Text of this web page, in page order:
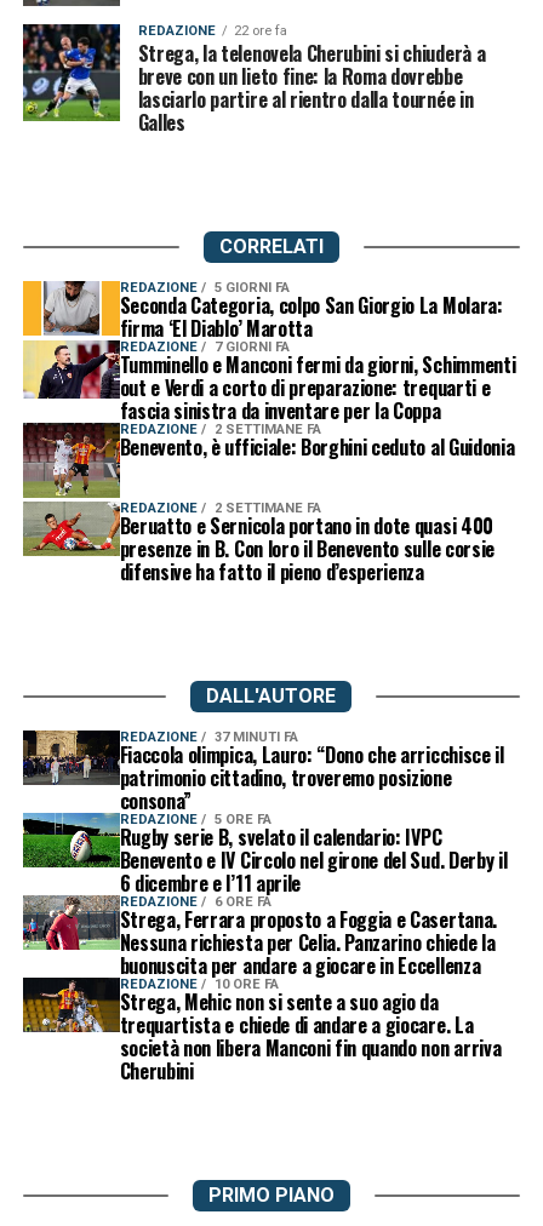
REDAZIONE 22 ore fa
Strega, la telenovela Cherubini si chiuderà a
breve con un lieto fine: la Roma dovrebbe
lasciarlo partire al rientro dalla tournée in
Galles
CORRELATI
REDAZIONE 5 GIORNI FA
Seconda Categoria, colpo San Giorgio La Molara:
firma ‘El Diablo’ Marotta
REDAZIONE 7 GIORNI FA
Tumminello e Manconi fermi da giorni, Schimmenti
out e Verdi a corto di preparazione: trequarti e
fascia sinistra da inventare per la Coppa
REDAZIONE 2 SETTIMANE FA
Benevento, è ufficiale: Borghini ceduto al Guidonia
REDAZIONE 2 SETTIMANE FA
Beruatto e Sernicola portano in dote quasi 400
presenze in B. Con loro il Benevento sulle corsie
difensive ha fatto il pieno d’esperienza
DALL'AUTORE
REDAZIONE 37 MINUTI FA
Fiaccola olimpica, Lauro: “Dono che arricchisce il
patrimonio cittadino, troveremo posizione
consona”
REDAZIONE 5 ORE FA
Rugby serie B, svelato il calendario: IVPC
Benevento e IV Circolo nel girone del Sud. Derby il
6 dicembre e l’11 aprile
REDAZIONE 6 ORE FA
Strega, Ferrara proposto a Foggia e Casertana.
Nessuna richiesta per Celia. Panzarino chiede la
buonuscita per andare a giocare in Eccellenza
REDAZIONE 10 ORE FA
Strega, Mehic non si sente a suo agio da
trequartista e chiede di andare a giocare. La
società non libera Manconi fin quando non arriva
Cherubini
PRIMO PIANO